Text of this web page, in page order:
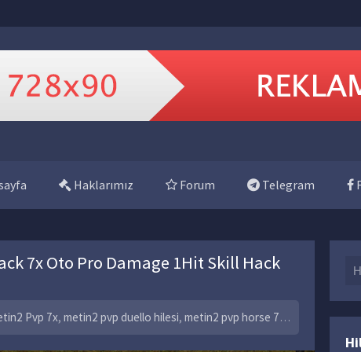
Haklarımız Forum Telegram
7x Oto Pro Damage 1Hit Skill Hack
Pvp 7x, metin2 pvp duello hilesi, metin2 pvp horse 7x , metin2 pvp